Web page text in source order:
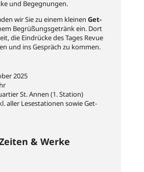
und Begegnungen.
wir Sie zu einem kleinen Get-
Begrüßungsgetränk ein. Dort
die Eindrücke des Tages Revue
und ins Gespräch zu kommen.
2025
St. Annen (1. Station)
aller Lesestationen sowie Get-
& Werke